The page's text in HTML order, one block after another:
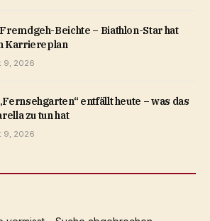
Beichte – Biathlon-Star hat
Karriereplan
9, 2026
entfällt heute – was das
zu tun hat
9, 2026